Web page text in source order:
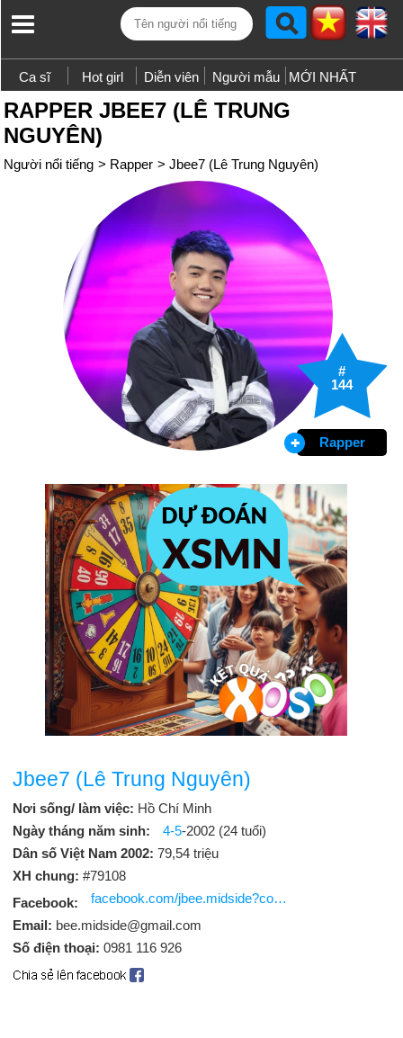
Ca sĩ Hot girl Diễn viên Người mẫu MỚI NHẤT
RAPPER JBEE7 (LÊ TRUNG
NGUYÊN)
Người nổi tiếng > Rapper > Jbee7 (Lê Trung Nguyên)
#
144
Rapper
Jbee7 (Lê Trung Nguyên)
Nơi sống/ làm việc: Hồ Chí Minh
Ngày tháng năm sinh:
4-5-2002 (24 tuổi)
Dân số Việt Nam 2002: 79,54 triệu
XH chung: #79108
Facebook:
facebook.com/jbee.midside?comment_id=Y29tbWVudDo5NjI4NjEwNDUzNzIyMzdfMzY2MTU4OTMwNDE2Mjg3Mw%3D%3D
Email: bee.midside@gmail.com
Số điện thoại: 0981 116 926